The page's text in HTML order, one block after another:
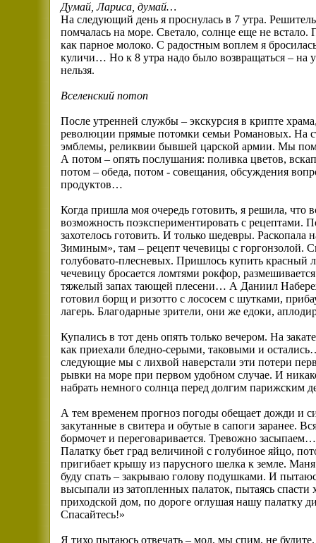
Думай, Лариса, думай…
На следующий день я проснулась в 7 утра.
помчалась на море. Светало, солнце еще не
как парное молоко. С радостным воплем я
куличи… Но к 8 утра надо было возвращаться – на
нельзя.
Вселенский потоп
После утренней службы – экскурсия в крипте
революции прямые потомки семьи Романовых. На
эмблемы, реликвии бывшей царской армии. Мы
А потом – опять послушания: поливка цветов,
потом – обеда, потом - совещания, обсуждения
продуктов…
Когда пришла моя очередь готовить, я решила, что
возможность поэкспериментировать с рецептами.
захотелось готовить. И только шедевры. Раскопала
Зиминым», там – рецепт чечевицы с горгонзолой.
голубовато-плесневых. Пришлось купить красный
чечевицу бросается ломтями рокфор,
тяжелый запах тающей плесени… А Даниил
готовил борщ и ризотто с лососем с шутками,
лагерь. Благодарные зрители, они же едоки,
Купались в тот день опять только вечером. На
как приехали бледно-серыми, таковыми и
следующие мы с лихвой наверстали эти потери
рывки на море при первом удобном случае. И
набрать немного солнца перед долгим парижским
А тем временем прогноз погоды обещает дожди и
закутанные в свитера и обутые в сапоги заранее.
бормочет и переговаривается. Тревожно
Палатку бьет град величиной с голубиное яйцо,
пригибает крышу из парусного шелка к земле.
буду спать – закрываю голову подушками. И
высыпали из затопленных палаток, пытаясь спасти
приходской дом, по дороге оглушая нашу палатку
Спасайтесь!»
Я тихо пытаюсь отвечать – мол, мы спим, не